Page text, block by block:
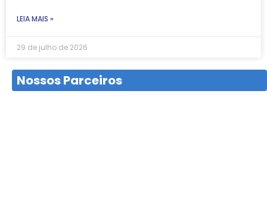
LEIA MAIS »
29 de julho de 2026
Nossos Parceiros